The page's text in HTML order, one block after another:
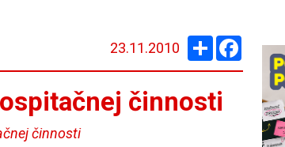
23.11.2010 Zdieľaj
činnosti
činnosti